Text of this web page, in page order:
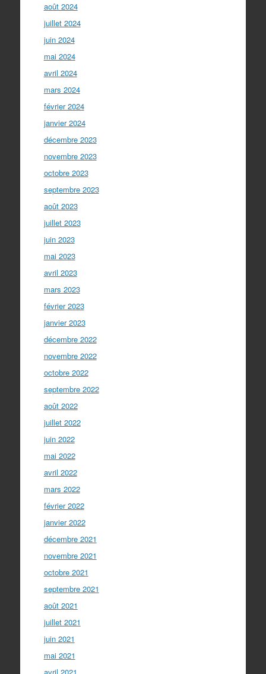
août 2024
juillet 2024
juin 2024
mai 2024
avril 2024
mars 2024
février 2024
janvier 2024
décembre 2023
novembre 2023
octobre 2023
septembre 2023
août 2023
juillet 2023
juin 2023
mai 2023
avril 2023
mars 2023
février 2023
janvier 2023
décembre 2022
novembre 2022
octobre 2022
septembre 2022
août 2022
juillet 2022
juin 2022
mai 2022
avril 2022
mars 2022
février 2022
janvier 2022
décembre 2021
novembre 2021
octobre 2021
septembre 2021
août 2021
juillet 2021
juin 2021
mai 2021